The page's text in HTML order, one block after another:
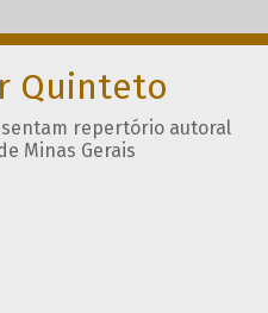
Quinteto
repertório autoral
Minas Gerais